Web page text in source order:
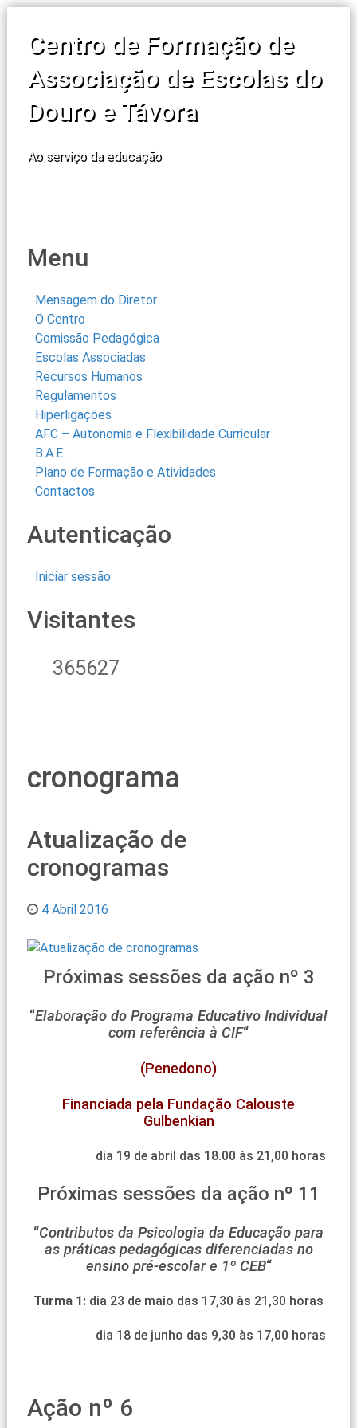
Centro de Formação de
Associação de Escolas do
Douro e Távora
Ao serviço da educação
Menu
Mensagem do Diretor
O Centro
Comissão Pedagógica
Escolas Associadas
Recursos Humanos
Regulamentos
Hiperligações
AFC – Autonomia e Flexibilidade Curricular
B.A.E.
Plano de Formação e Atividades
Contactos
Autenticação
Iniciar sessão
Visitantes
365627
cronograma
Atualização de
cronogramas
4 Abril 2016
Próximas sessões da ação nº 3
“Elaboração do Programa Educativo Individual
com referência à CIF“
(Penedono)
Financiada pela Fundação Calouste
Gulbenkian
dia 19 de abril das 18.00 às 21,00 horas
Próximas sessões da ação nº 11
“Contributos da Psicologia da Educação para
as práticas pedagógicas diferenciadas no
ensino pré-escolar e 1º CEB“
Turma 1: dia 23 de maio das 17,30 às 21,30 horas
dia 18 de junho das 9,30 às 17,00 horas
Ação nº 6